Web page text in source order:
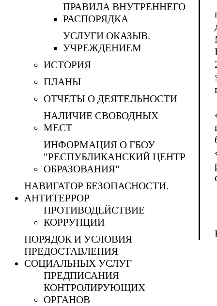
ПРАВИЛА ВНУТРЕННЕГО
РАСПОРЯДКА
УСЛУГИ ОКАЗЫВ.
УЧРЕЖДЕНИЕМ
ИСТОРИЯ
ПЛАНЫ
ОТЧЕТЫ О ДЕЯТЕЛЬНОСТИ
НАЛИЧИЕ СВОБОДНЫХ
МЕСТ
ИНФОРМАЦИЯ О ГБОУ
"РЕСПУБЛИКАНСКИЙ ЦЕНТР
ОБРАЗОВАНИЯ"
НАВИГАТОР БЕЗОПАСНОСТИ.
АНТИТЕРРОР
ПРОТИВОДЕЙСТВИЕ
КОРРУПЦИИ
ПОРЯДОК И УСЛОВИЯ
ПРЕДОСТАВЛЕНИЯ
СОЦИАЛЬНЫХ УСЛУГ
ПРЕДПИСАНИЯ
КОНТРОЛИРУЮЩИХ
ОРГАНОВ